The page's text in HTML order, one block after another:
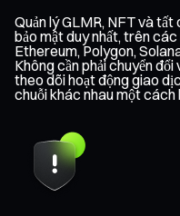
Quản lý GLMR, NFT và
bảo mật duy nhất, trên
Ethereum, Polygon,
Không cần phải chuyển
theo dõi hoạt động giao
chuỗi khác nhau một cách